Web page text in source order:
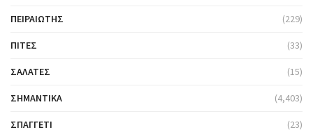
ΠΕΙΡΑΙΏΤΗΣ (229)
ΠΊΤΕΣ (33)
ΣΑΛΆΤΕΣ (15)
ΣΗΜΑΝΤΙΚΆ (4,403)
ΣΠΑΓΓΈΤΙ (23)